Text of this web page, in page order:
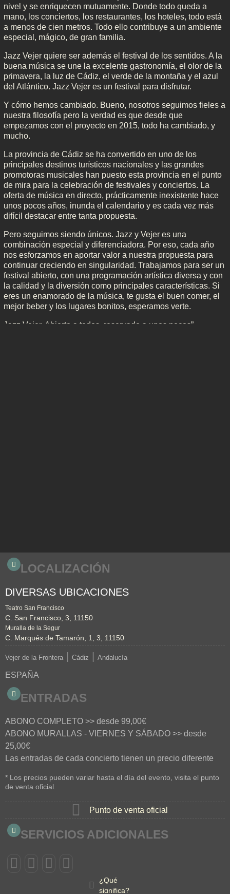
nivel y se enriquecen mutuamente. Donde todo queda a
mano, los conciertos, los restaurantes, los hoteles, todo está
a menos de cien metros. Todo ello contribuye a un ambiente
especial, mágico, de gran familia.
Jazz Vejer quiere ser además el festival de los sentidos. A la
buena música se une la excelente gastronomía, el olor de la
primavera, la luz de Cádiz, el verde de la montaña y el azul
del Atlántico. Jazz Vejer es un festival para disfrutar.
Y cómo hemos cambiado. Bueno, nosotros seguimos fieles a
nuestra filosofía pero la verdad es que desde que
empezamos con el proyecto en 2015, todo ha cambiado, y
mucho.
La provincia de Cádiz se ha convertido en uno de los
principales destinos turísticos nacionales y las grandes
promotoras musicales han puesto esta provincia en el punto
de mira para la celebración de festivales y conciertos. La
oferta de música en directo, prácticamente inexistente hace
unos pocos años, inunda el calendario y es cada vez más
difícil destacar entre tanta propuesta.
Pero seguimos siendo únicos. Jazz y Vejer es una
combinación especial y diferenciadora. Por eso, cada año
nos esforzamos en aportar valor a nuestra propuesta para
continuar creciendo en singularidad. Trabajamos para ser un
festival abierto, con una programación artística diversa y con
la calidad y la diversión como principales características. Si
eres un enamorado de la música, te gusta el buen comer, el
mejor beber y los lugares bonitos, esperamos verte.
Jazz Vejer. Abierto a todos, reservado a unos pocos”
LOCALIZACIÓN
DIVERSAS UBICACIONES
Teatro San Francisco
C. San Francisco, 3, 11150
Muralla de la Segur
C. Marqués de Tamarón, 1, 3, 11150
Vejer de la Frontera Cádiz Andalucía
ESPAÑA
ENTRADAS
ABONO COMPLETO >> desde 99,00€
ABONO MURALLAS - VIERNES Y SÁBADO >> desde
25,00€
Las entradas de cada concierto tienen un precio diferente
* Los precios pueden variar hasta el día del evento, visita el punto
de venta oficial.
Punto de venta oficial
SERVICIOS ADICIONALES
¿Qué
significa?